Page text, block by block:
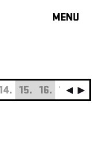
MENU
JAZZ
15. 16. 17. 18.